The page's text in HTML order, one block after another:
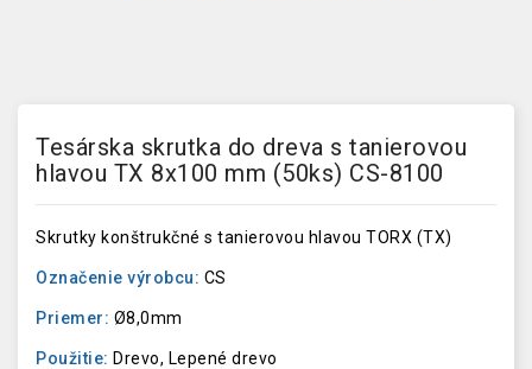
Tesárska skrutka do dreva s tanierovou
hlavou TX 8x100 mm (50ks) CS-8100
Skrutky konštrukčné s tanierovou hlavou TORX (TX)
Označenie výrobcu: CS
Priemer: Ø8,0mm
Použitie: Drevo, Lepené drevo